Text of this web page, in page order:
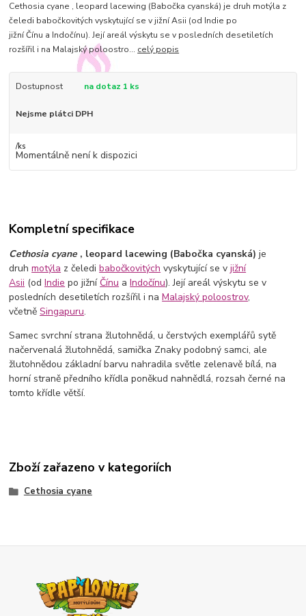
Cethosia cyane , leopard lacewing (Babočka cyanská) je druh motýla z
čeledi babočkovitých vyskytující se v jižní Asii (od Indie po
jižní Čínu a Indočínu). Její areál výskytu se v posledních desetiletích
rozšířil i na Malajský poloostro... celý popis
Dostupnost na dotaz 1 ks
Nejsme plátci DPH
/ks
Momentálně není k dispozici
Kompletní specifikace
Cethosia cyane, leopard lacewing (Babočka cyanská)je
druhmotýla z čeledibabočkovitých vyskytující se vjižní
Asii (odIndie po jižní Čínu aIndočínu). Její areál výskytu se v
posledních desetiletích rozšířil i naMalajský poloostrov,
včetněSingapuru.
Samec svrchní strana žlutohnědá, u čerstvých exemplářů sytě
načervenalá žlutohnědá, samička Znaky podobný samci, ale
žlutohnědou základní barvu nahradila světle zelenavě bílá, na
horní straně předního křídla poněkud nahnědlá, rozsah černé na
tomto křídle větší.
Zboží zařazeno v kategoriích
Cethosia cyane